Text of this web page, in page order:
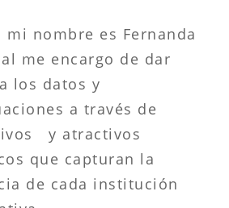
mi nombre es Fernanda
me encargo de dar
los datos y
a través de
y atractivos
que capturan la
de cada institución